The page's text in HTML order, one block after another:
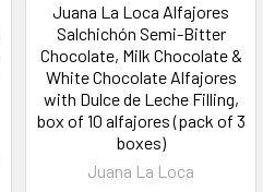
Juana La Loca Alfajores
Salchichón Semi-Bitter
Chocolate, Milk Chocolate &
White Chocolate Alfajores
with Dulce de Leche Filling,
box of 10 alfajores (pack of 3
boxes)
Juana La Loca